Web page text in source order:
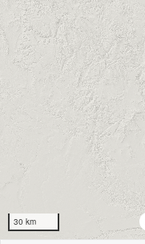
30 km